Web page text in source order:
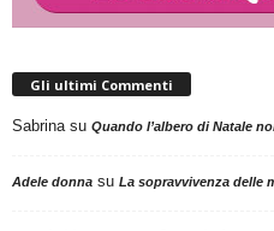
Gli ultimi Commenti
Sabrina su Quando l’albero di Natale
Adele donna su La sopravvivenza delle